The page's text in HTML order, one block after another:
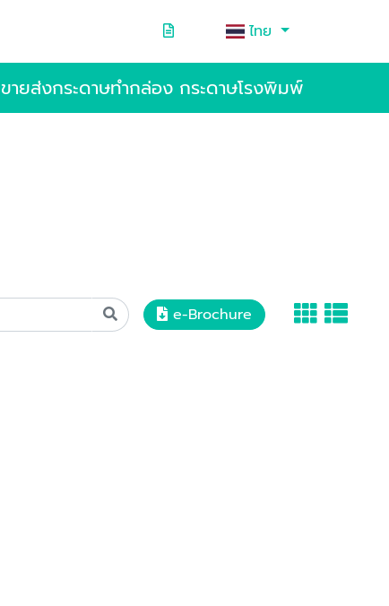
ไทย
ขายส่งกระดาษทำกล่อง กระดาษโรงพิมพ์
e-Brochure